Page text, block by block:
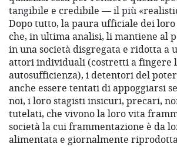
tangibile e credibile — il più
Dopo tutto, la paura ufficiale dei loro
che, in ultima analisi, li mantiene al
in una società disgregata e ridotta a
attori individuali (costretti a fingere
autosufficienza), i detentori del
anche essere tentati di appoggiarsi
noi, i loro stagisti insicuri, precari,
tutelati, che vivono la loro vita
società la cui frammentazione è da
alimentata e giornalmente